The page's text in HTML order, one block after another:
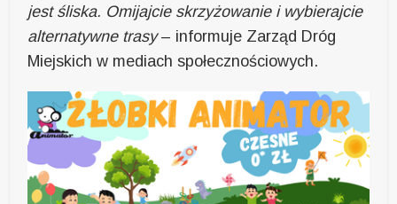
jest śliska. Omijajcie skrzyżowanie i wybierajcie
alternatywne trasy– informuje Zarząd Dróg
Miejskich w mediach społecznościowych.